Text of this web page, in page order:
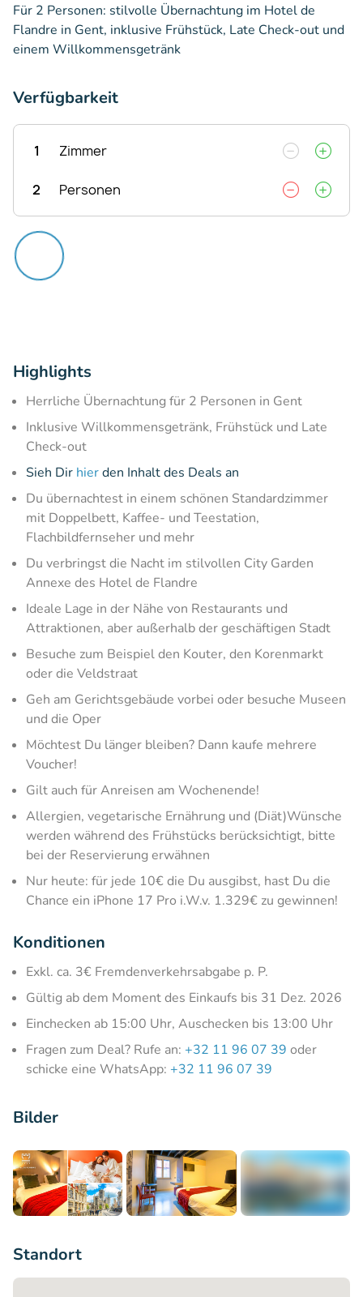
Für 2 Personen: stilvolle Übernachtung im Hotel de
Flandre in Gent, inklusive Frühstück, Late Check-out und
einem Willkommensgetränk
Verfügbarkeit
1 Zimmer
2 Personen
Highlights
Herrliche Übernachtung für 2 Personen in Gent
Inklusive Willkommensgetränk, Frühstück und Late
Check-out
Sieh Dir hierden Inhalt des Deals an
Du übernachtest in einem schönen Standardzimmer
mit Doppelbett, Kaffee- und Teestation,
Flachbildfernseher und mehr
Du verbringst die Nacht im stilvollen City Garden
Annexe des Hotel de Flandre
Ideale Lage in der Nähe von Restaurants und
Attraktionen, aber außerhalb der geschäftigen Stadt
Besuche zum Beispiel den Kouter, den Korenmarkt
oder die Veldstraat
Geh am Gerichtsgebäude vorbei oder besuche Museen
und die Oper
Möchtest Du länger bleiben? Dann kaufe mehrere
Voucher!
Gilt auch für Anreisen am Wochenende!
Allergien, vegetarische Ernährung und (Diät)Wünsche
werden während des Frühstücks berücksichtigt, bitte
bei der Reservierung erwähnen
Nur heute: für jede 10€ die Du ausgibst, hast Du die
Chance ein iPhone 17 Pro i.W.v. 1.329€ zu gewinnen!
Konditionen
Exkl. ca. 3€ Fremdenverkehrsabgabe p. P.
Gültig ab dem Moment des Einkaufs bis 31 Dez. 2026
Einchecken ab 15:00 Uhr, Auschecken bis 13:00 Uhr
Fragen zum Deal? Rufe an: +32 11 96 07 39 oder
schicke eine WhatsApp: +32 11 96 07 39
Bilder
Standort